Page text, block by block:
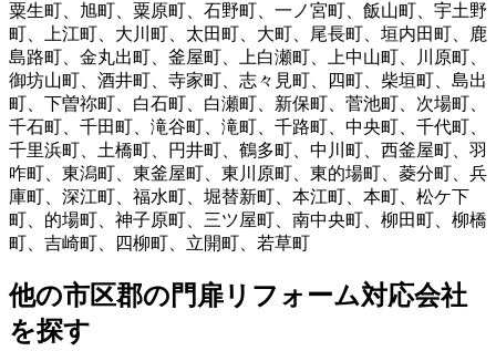
粟生町、 旭町、 粟原町、 石野町、 一ノ宮町、 飯山町、 宇土野
町、 上江町、 大川町、 太田町、 大町、 尾長町、 垣内田町、
鹿
島路町、 金丸出町、 釜屋町、 上白瀬町、 上中山町、 川原町、
御坊山町、 酒井町、 寺家町、 志々見町、 四町、 柴垣町、 島出
町、 下曽祢町、 白石町、 白瀬町、 新保町、 菅池町、 次場町、
千石町、 千田町、 滝谷町、 滝町、 千路町、 中央町、 千代町、
千里浜町、 土橋町、 円井町、 鶴多町、 中川町、 西釜屋町、 羽
咋町、 東潟町、 東釜屋町、 東川原町、 東的場町、 菱分町、 兵
庫町、 深江町、 福水町、 堀替新町、 本江町、 本町、 松ケ下
町、 的場町、 神子原町、 三ツ屋町、 南中央町、 柳田町、 柳橋
町、 吉崎町、 四柳町、 立開町、 若草町
他の市区郡の門扉リフォーム対応会社
を探す